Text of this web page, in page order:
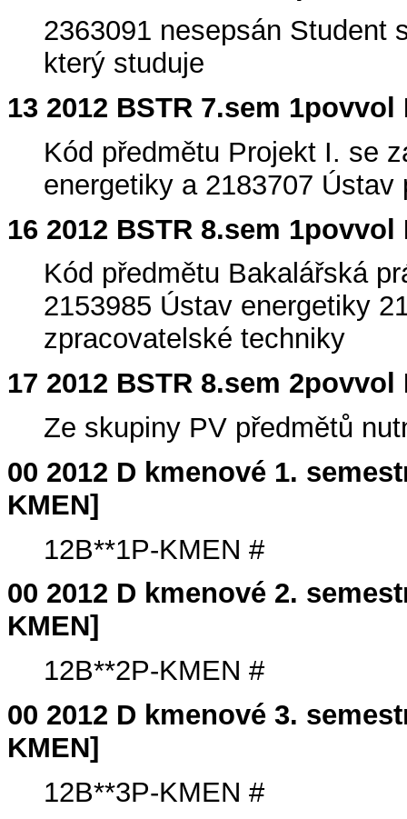
2363091 nesepsán Student
který studuje
13 2012 BSTR 7.sem 1povvol
Kód předmětu Projekt I. se
energetiky a 2183707
16 2012 BSTR 8.sem 1povvol
Kód předmětu Bakalářská
2153985 Ústav energetiky
zpracovatelské techniky
17 2012 BSTR 8.sem 2povvol
Ze skupiny PV předmětů
00 2012 D kmenové 1.
KMEN]
12B**1P-KMEN #
00 2012 D kmenové 2.
KMEN]
12B**2P-KMEN #
00 2012 D kmenové 3.
KMEN]
12B**3P-KMEN #